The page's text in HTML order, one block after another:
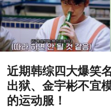
近期韩综四大爆笑
出狱、金宇彬不宜
的运动服！